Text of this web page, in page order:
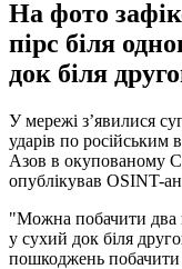
На фото
пірс біля
док біля
У мережі з’явилися
ударів по російським
Азов в окупованому
опублікував OSINT-
"Можна побачити два
у сухий док біля
пошкоджень